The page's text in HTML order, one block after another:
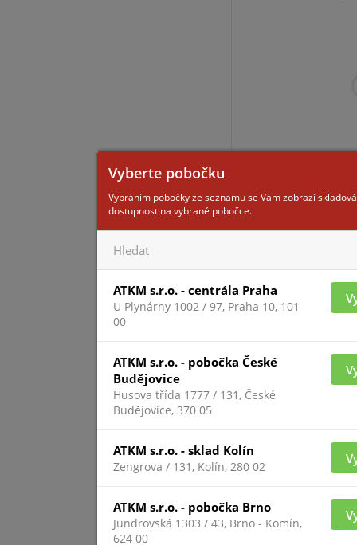
JA-
JA-
Vyberte pobočku
Vybráním pobočky ze seznamu se Vám zobrazí skladová
dostupnost na vybrané pobočce.
ATKM s.r.o. - centrála Praha
U Plynárny 1002 / 97, Praha 10, 101
00
ATKM s.r.o. - pobočka České
Budějovice
Husova třída 1777 / 131, České
Budějovice, 370 05
ATKM s.r.o. - sklad Kolín
Zengrova / 131, Kolín, 280 02
ATKM s.r.o. - pobočka Brno
Jundrovská 1303 / 43, Brno - Komín,
624 00